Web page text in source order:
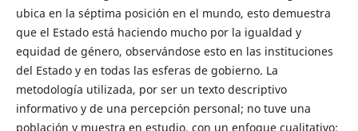
ubica en la séptima posición en el mundo, esto demuestra
que el Estado está haciendo mucho por la igualdad y
equidad de género, observándose esto en las instituciones
del Estado y en todas las esferas de gobierno. La
metodología utilizada, por ser un texto descriptivo
informativo y de una percepción personal; no tuve una
población y muestra en estudio, con un enfoque cualitativo;